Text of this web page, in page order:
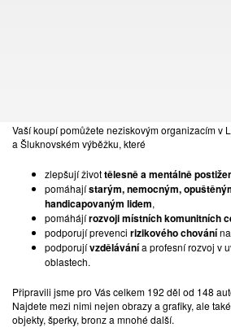
042
ROMAN KARPAŠ
VARIACE NA TÉMA STROM
suchá jehla | 30 x 25 cm | signováno | 3/30
*1951 Liberec
Publicista, historik, typograf, grafik a nakladatel.
(C. Bouda, K. Šmíd). Řadu let stál v čele liberecké
Vaší koupí pomůžete neziskovým organizacím v
a Šluknovském výběžku, které
zlepšují živottělesně a mentálně
pomáhajístarým, nemocným,
handicapovaným lidem,
pomáhájírozvoji místních komunitních
podporují prevenci rizikového chovánína
podporujívzdělávánía profesní rozvoj v
oblastech.
Připravili jsme pro Vás celkem 192 děl od 148
Najdete mezi nimi nejen obrazy a grafiky, ale
objekty, šperky, bronz a mnohé další.